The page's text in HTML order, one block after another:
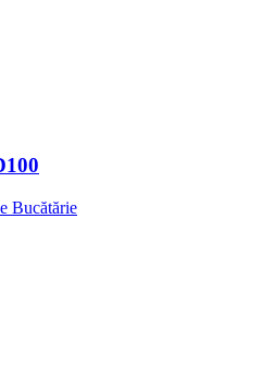
Bucătărie